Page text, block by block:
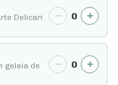
Delicari
− 0 +
geleia de
− 0 +